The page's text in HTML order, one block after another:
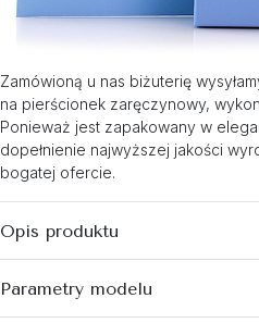
Zamówioną u nas biżuterię
na pierścionek zaręczynowy,
Ponieważ jest zapakowany w
dopełnienie najwyższej jakości
bogatej ofercie.
Opis produktu
Parametry modelu